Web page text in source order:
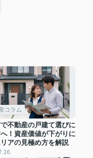
コラム
不動産の戸建て選びに
！資産価値が下がりに
リアの見極め方を解説